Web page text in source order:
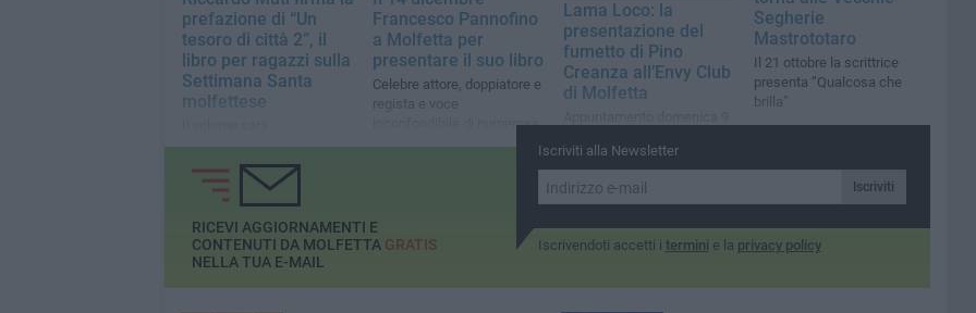
prefazione di “Un
tesoro di città 2”, il
libro per ragazzi sulla
Settimana Santa
molfettese
presentato venerdì 20 marzo
alle ore 19 presso la Sala
Immersiva del Polo
Culturale Diocesano
Francesco Pannofino
a Molfetta per
presentare il suo libro
Celebre attore, doppiatore e
regista e voce
inconfondibile di numerose
star hollywoodiane
Lama Loco: la
presentazione del
fumetto di Pino
Creanza all’Envy Club
di Molfetta
Galleria Liborio Romano
Segherie
Mastrototaro
Il 21 ottobre la scrittrice
presenta “Qualcosa che
brilla”
Iscriviti alla Newsletter
Iscriviti
Iscrivendoti accetti i termini e la privacy policy
RICEVI AGGIORNAMENTI E
CONTENUTI DA MOLFETTA GRATIS
NELLA TUA E-MAIL